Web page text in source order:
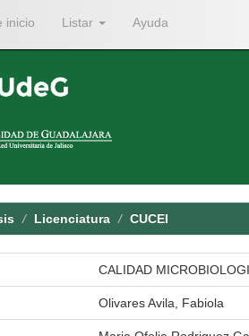
inicio Listar Ayuda
Licenciatura CUCEI
CALIDAD
Olivares Avila, Fabiola